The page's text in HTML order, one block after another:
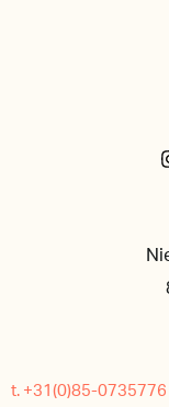
t. +31(0)85-0735776